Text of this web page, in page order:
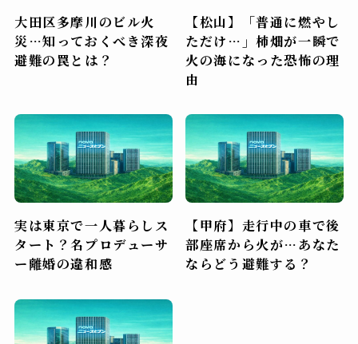
大田区多摩川のビル火
災…知っておくべき深夜
避難の罠とは？
【松山】「普通に燃やし
ただけ…」柿畑が一瞬で
火の海になった恐怖の理
由
実は東京で一人暮らしス
タート？名プロデューサ
ー離婚の違和感
【甲府】走行中の車で後
部座席から火が…あなた
ならどう避難する？